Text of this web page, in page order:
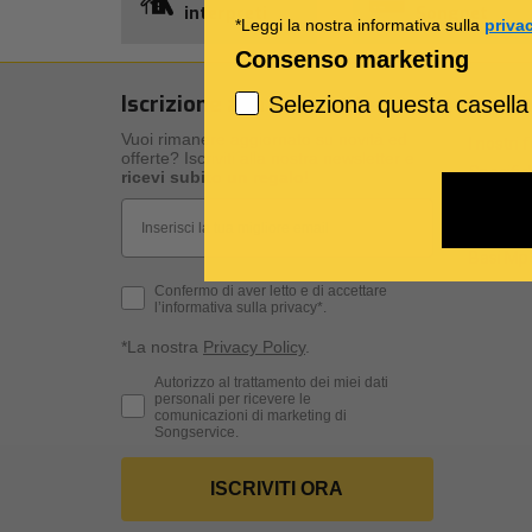
interpreti
Iscrizione alla newsletter
Vuoi rimanere aggiornato su novità ed
offerte? Iscriviti alla nostra newsletter e
ricevi subito un regalo
Privacy Policy
Confermo di aver letto e di accettare
l’informativa sulla privacy*.
*La nostra Privacy Policy.
Consenso Marketing
Autorizzo al trattamento dei miei dati
personali per ricevere le
comunicazioni di marketing di
Songservice.
ISCRIVITI ORA
I
*Leggi la nostra informativa sulla
Consenso marketing
Seleziona questa